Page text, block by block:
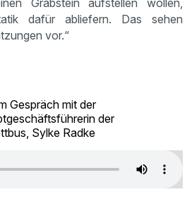
dafür abliefern. Das sehen
vor.“
Gespräch mit der
der
Sylke Radke